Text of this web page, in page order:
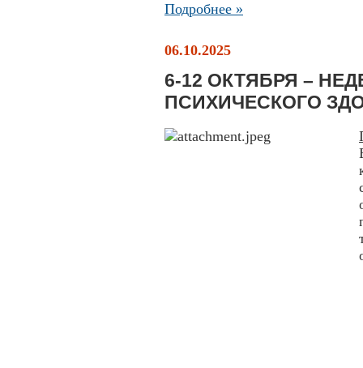
Подробнее »
06.10.2025
6-12 ОКТЯБРЯ –
ПСИХИЧЕСКОГО